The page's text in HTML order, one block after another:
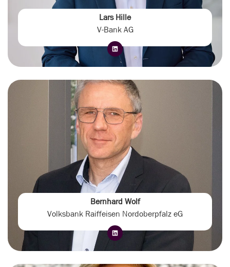
Lars Hille
V-Bank AG
Bernhard Wolf
Volksbank Raiffeisen Nordoberpfalz eG